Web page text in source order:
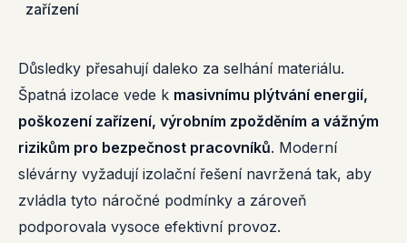
zařízení
Důsledky přesahují daleko za selhání materiálu.
Špatná izolace vede k masivnímu plýtvání energií,
poškození zařízení, výrobním zpožděním a vážným
rizikům pro bezpečnost pracovníků. Moderní
slévárny vyžadují izolační řešení navržená tak, aby
zvládla tyto náročné podmínky a zároveň
podporovala vysoce efektivní provoz.